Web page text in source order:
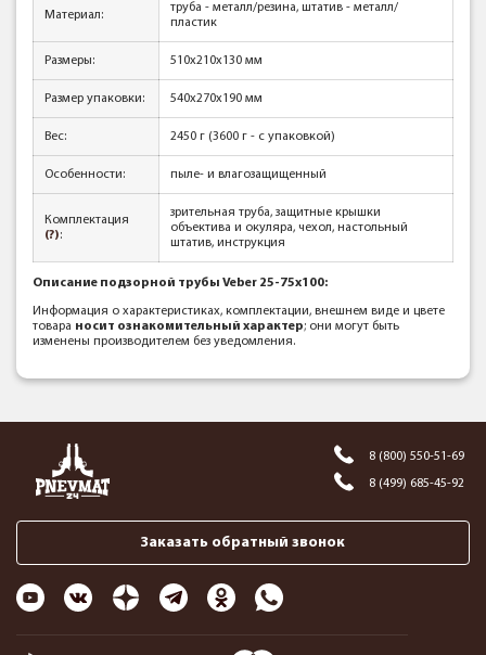
Материал:
труба - металл/резина, штатив - металл/
пластик
Размеры: 510x210x130 мм
Размер упаковки: 540х270х190 мм
Вес: 2450 г (3600 г - с упаковкой)
Особенности: пыле- и влагозащищенный
Комплектация
(?):
зрительная труба, защитные крышки
объектива и окуляра, чехол, настольный
штатив, инструкция
Описание подзорной трубы Veber 25-75x100:
Информация о характеристиках, комплектации, внешнем виде и цвете
товара носит ознакомительный характер; они могут быть
изменены производителем без уведомления.
8 (800) 550-51-69
8 (499) 685-45-92
Заказать обратный звонок